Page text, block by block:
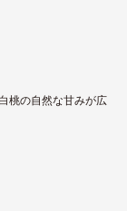
桃の自然な甘みが広